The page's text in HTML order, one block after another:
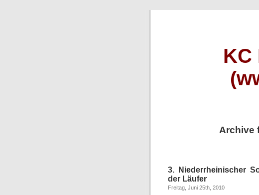
KC
Archive
3. Niederrheinischer
der Läufer
Freitag, Juni 25th, 2010